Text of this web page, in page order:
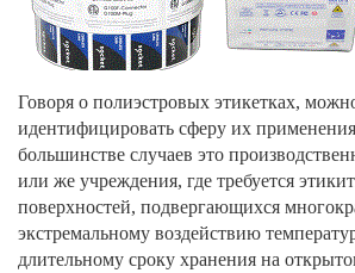
Говоря о полиэстровых этикетках,
идентифицировать сферу их
большинстве случаев это
или же учреждения, где требуется
поверхностей, подвергающихся
экстремальному воздействию
длительному сроку хранения на